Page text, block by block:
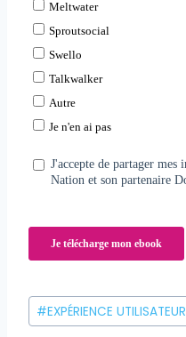
Étiquettes
de
#EXPÉRIENCE UTILISATEUR